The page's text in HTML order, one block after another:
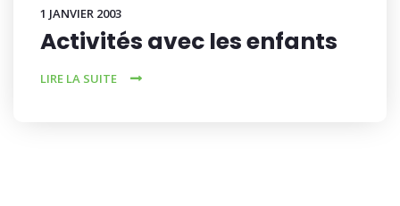
1 JANVIER 2003
Activités avec les enfants
LIRE LA SUITE